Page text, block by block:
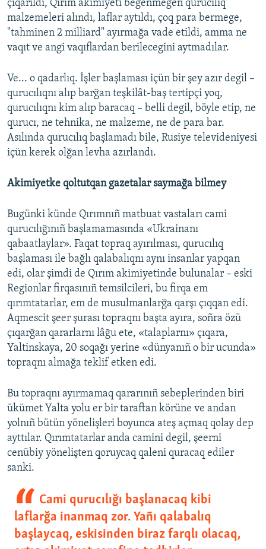
çıqarıldı, Qırım akimiyeti begenmegen qurucılıq
malzemeleri alındı, laflar aytıldı, çoq para bermege,
"tahminen 2 milliard" ayırmağa vade etildi, amma ne
vaqıt ve angi vaqıflardan berilecegini aytmadılar.
Ve... o qadarlıq. İşler başlaması içün bir şey azır degil –
qurucılıqnı alıp barğan teşkilât-baş tertipçi yoq,
qurucılıqnı kim alıp baracaq – belli degil, böyle etip, ne
qurucı, ne tehnika, ne malzeme, ne de para bar.
Asılında qurucılıq başlamadı bile, Rusiye televideniyesi
içün kerek olğan levha azırlandı.
Akimiyetke qoltutqan gazetalar saymağa bilmey
Bugünki künde Qırımnıñ matbuat vastaları cami
qurucılığınıñ başlamamasında «Ukrainanı
qabaatlaylar». Faqat topraq ayırılması, qurucılıq
başlaması ile bağlı qalabalıqnı aynı insanlar yapqan
edi, olar şimdi de Qırım akimiyetinde bulunalar – eski
Regionlar firqasınıñ temsilcileri, bu firqa em
qırımtatarlar, em de musulmanlarğa qarşı çıqqan edi.
Aqmescit şeer şurası topraqnı başta ayıra, soñra özü
çıqarğan qararlarnı lâğu ete, «talaplarnı» çıqara,
Yaltinskaya, 20 soqağı yerine «dünyanıñ o bir ucunda»
topraqnı almağa teklif etken edi.
Bu topraqnı ayırmamaq qararınıñ sebeplerinden biri
ükümet Yalta yolu er bir taraftan körüne ve andan
yolnıñ bütün yönelişleri boyunca ateş açmaq qolay dep
ayttılar. Qırımtatarlar anda camini degil, şeerni
cenübiy yönelişten qoruycaq qaleni quracaq ediler
sanki.
Сami qurucılığı başlanacaq kibi
laflarğa inanmaq zor. Yañı qalabalıq
başlaycaq, eskisinden biraz farqlı olacaq,